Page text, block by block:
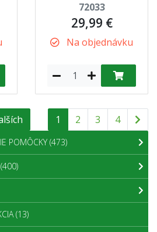
72033
29,99 €
Na objednávku
1 2 3 4
POMÔCKY (473)
(400)
(13)